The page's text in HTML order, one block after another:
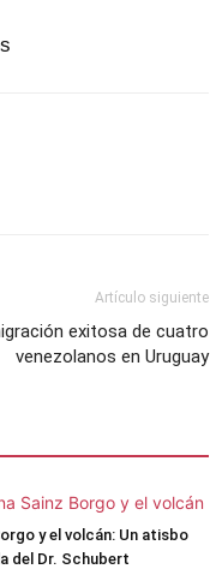
Artículo siguiente
exitosa de cuatro
venezolanos en Uruguay
y el volcán: Un atisbo
del Dr. Schubert